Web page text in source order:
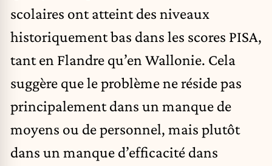
scolaires ont atteint des niveaux
historiquement bas dans les scores PISA,
tant en Flandre qu’en Wallonie. Cela
suggère que le problème ne réside pas
principalement dans un manque de
moyens ou de personnel, mais plutôt
dans un manque d’efficacité dans